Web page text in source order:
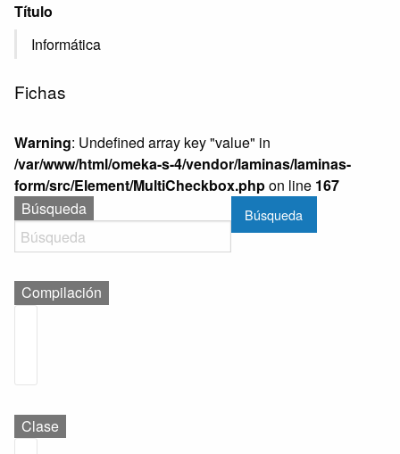
Título
Informática
Fichas
Warning: Undefined array key "value" in
/var/www/html/omeka-s-4/vendor/laminas/laminas-
form/src/Element/MultiCheckbox.phpon line 167
Búsqueda
Compilación
Clase
Búsqueda